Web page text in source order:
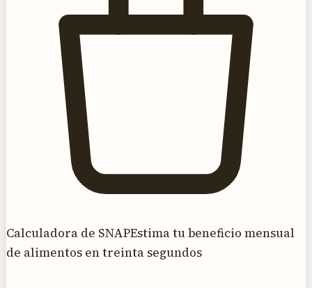
Calculadora de SNAPEstima tu beneficio mensual
de alimentos en treinta segundos